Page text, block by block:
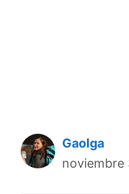
Gaolga
noviembre